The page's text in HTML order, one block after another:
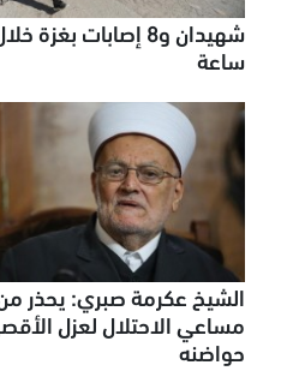
ساعة
الشيخ عكرمة صبري: يحذر
مساعي الاحتلال لعزل
حواضنه